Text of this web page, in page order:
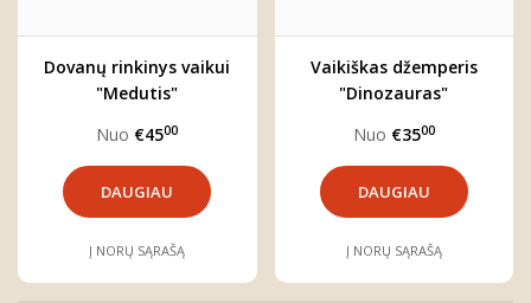
Dovanų rinkinys vaikui
"Medutis"
Nuo €4500
DAUGIAU
Į NORŲ SĄRAŠĄ
Vaikiškas džemperis
"Dinozauras"
Nuo €3500
DAUGIAU
Į NORŲ SĄRAŠĄ